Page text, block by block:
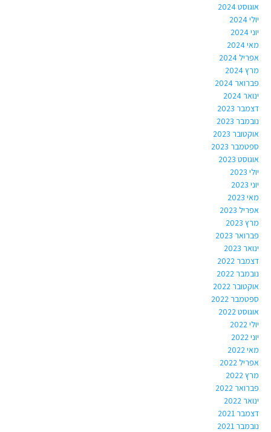
אוגוסט 2024
יולי 2024
יוני 2024
מאי 2024
אפריל 2024
מרץ 2024
פברואר 2024
ינואר 2024
דצמבר 2023
נובמבר 2023
אוקטובר 2023
ספטמבר 2023
אוגוסט 2023
יולי 2023
יוני 2023
מאי 2023
אפריל 2023
מרץ 2023
פברואר 2023
ינואר 2023
דצמבר 2022
נובמבר 2022
אוקטובר 2022
ספטמבר 2022
אוגוסט 2022
יולי 2022
יוני 2022
מאי 2022
אפריל 2022
מרץ 2022
פברואר 2022
ינואר 2022
דצמבר 2021
נובמבר 2021